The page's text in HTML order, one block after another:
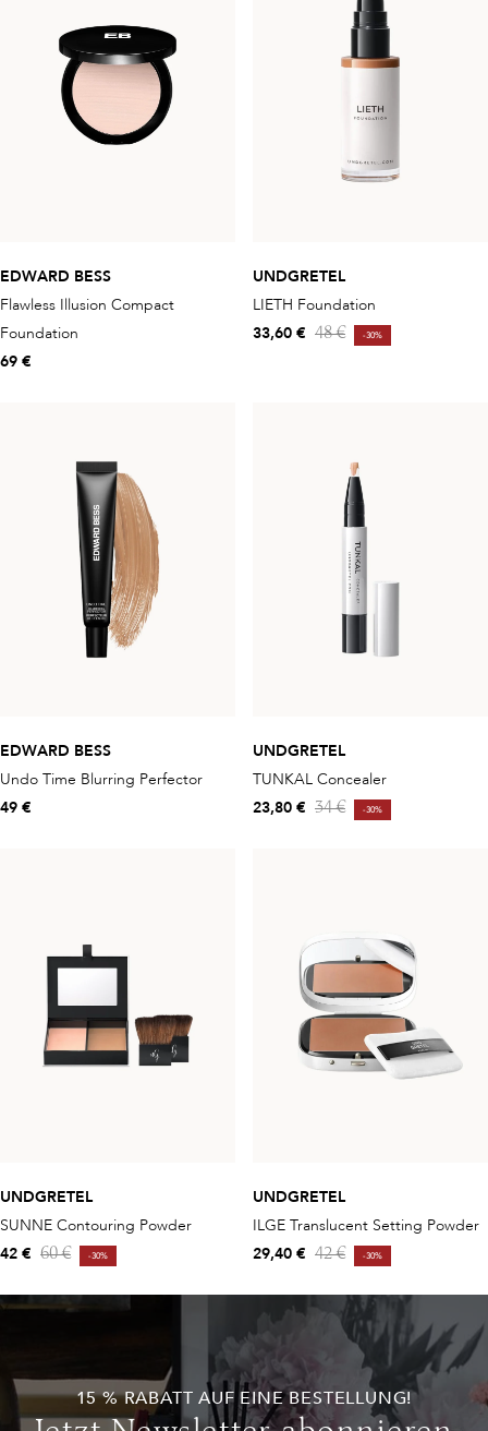
EDWARD BESS
Flawless Illusion Compact
Foundation
69 €
UNDGRETEL
LIETH Foundation
33,60 € 48 € -30%
EDWARD BESS
Undo Time Blurring Perfector
49 €
UNDGRETEL
TUNKAL Concealer
23,80 € 34 € -30%
UNDGRETEL
SUNNE Contouring Powder
42 € 60 € -30%
UNDGRETEL
ILGE Translucent Setting Powder
29,40 € 42 € -30%
15 % RABATT AUF EINE BESTELLUNG!